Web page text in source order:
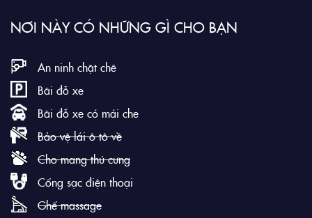
NƠI NÀY CÓ NHỮNG GÌ CHO BẠN
An ninh chặt chẽ
Bãi đỗ xe
Bãi đỗ xe có mái che
Bảo vệ lái ô tô về
Cho mang thú cưng
Cổng sạc điện thoại
Ghế massage